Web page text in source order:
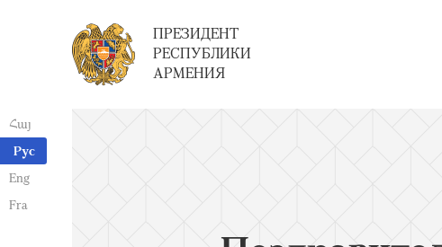
Հայ
Рус
Eng
Fra
ПРЕЗИДЕНТ
РЕСПУБЛИКИ
АРМЕНИЯ